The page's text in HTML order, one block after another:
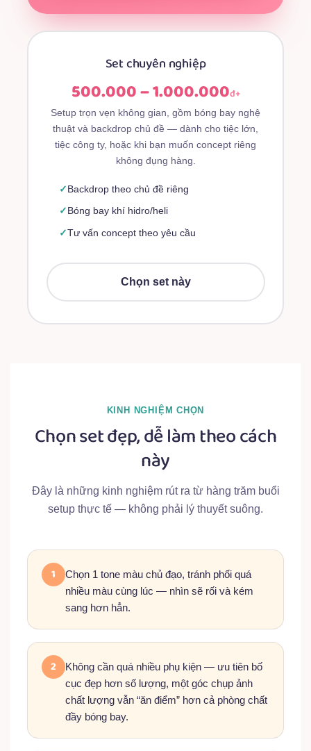
Set chuyên nghiệp
500.000 – 1.000.000đ+
Setup trọn vẹn không gian, gồm bóng bay nghệ
thuật và backdrop chủ đề — dành cho tiệc lớn,
tiệc công ty, hoặc khi bạn muốn concept riêng
không đụng hàng.
Backdrop theo chủ đề riêng
Bóng bay khí hidro/heli
Tư vấn concept theo yêu cầu
Chọn set này
KINH NGHIỆM CHỌN
Chọn set đẹp, dễ làm theo cách
này
Đây là những kinh nghiệm rút ra từ hàng trăm buổi
setup thực tế — không phải lý thuyết suông.
1
Chọn 1 tone màu chủ đạo, tránh phối quá
nhiều màu cùng lúc — nhìn sẽ rối và kém
sang hơn hẳn.
2
Không cần quá nhiều phụ kiện — ưu tiên bố
cục đẹp hơn số lượng, một góc chụp ảnh
chất lượng vẫn “ăn điểm” hơn cả phòng chất
đầy bóng bay.